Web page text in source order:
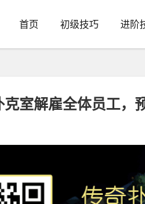
首页 初级技巧 进阶
室解雇全体员工，